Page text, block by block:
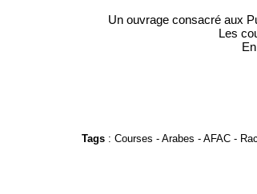
Un ouvrage consacré aux
Les
Tags :Courses -Arabes -AFAC -